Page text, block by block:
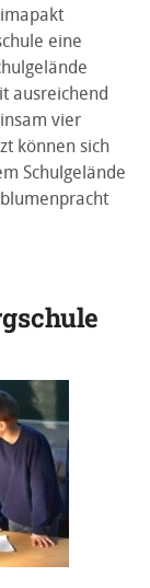
eine
ausreichend
vier
können sich
Schulgelände